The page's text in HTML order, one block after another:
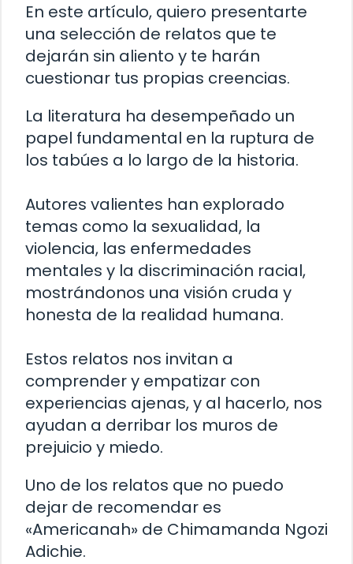
En este artículo, quiero presentarte
una selección de relatos que te
dejarán sin aliento y te harán
cuestionar tus propias creencias.
La literatura ha desempeñado un
papel fundamental en la ruptura de
los tabúes a lo largo de la historia.
Autores valientes han explorado
temas como la sexualidad, la
violencia, las enfermedades
mentales y la discriminación racial,
mostrándonos una visión cruda y
honesta de la realidad humana.
Estos relatos nos invitan a
comprender y empatizar con
experiencias ajenas, y al hacerlo, nos
ayudan a derribar los muros de
prejuicio y miedo.
Uno de los relatos que no puedo
dejar de recomendar es
«Americanah» de Chimamanda Ngozi
Adichie.